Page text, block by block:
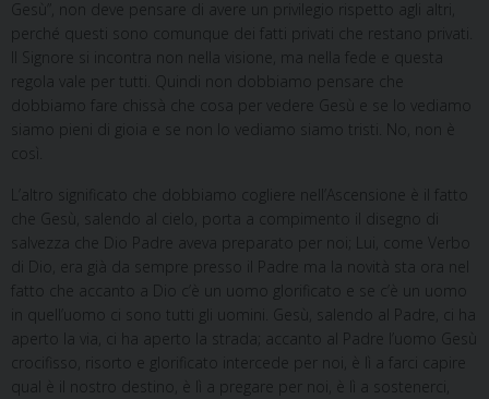
Gesù”, non deve pensare di avere un privilegio rispetto agli altri,
perché questi sono comunque dei fatti privati che restano privati.
Il Signore si incontra non nella visione, ma nella fede e questa
regola vale per tutti. Quindi non dobbiamo pensare che
dobbiamo fare chissà che cosa per vedere Gesù e se lo vediamo
siamo pieni di gioia e se non lo vediamo siamo tristi. No, non è
L’altro significato che dobbiamo cogliere nell’Ascensione è il fatto
che Gesù, salendo al cielo, porta a compimento il disegno di
salvezza che Dio Padre aveva preparato per noi; Lui, come Verbo
di Dio, era già da sempre presso il Padre ma la novità sta ora nel
fatto che accanto a Dio c’è un uomo glorificato e se c’è un uomo
in quell’uomo ci sono tutti gli uomini. Gesù, salendo al Padre, ci ha
aperto la via, ci ha aperto la strada; accanto al Padre l’uomo Gesù
crocifisso, risorto e glorificato intercede per noi, è lì a farci capire
qual è il nostro destino, è lì a pregare per noi, è lì a sostenerci,